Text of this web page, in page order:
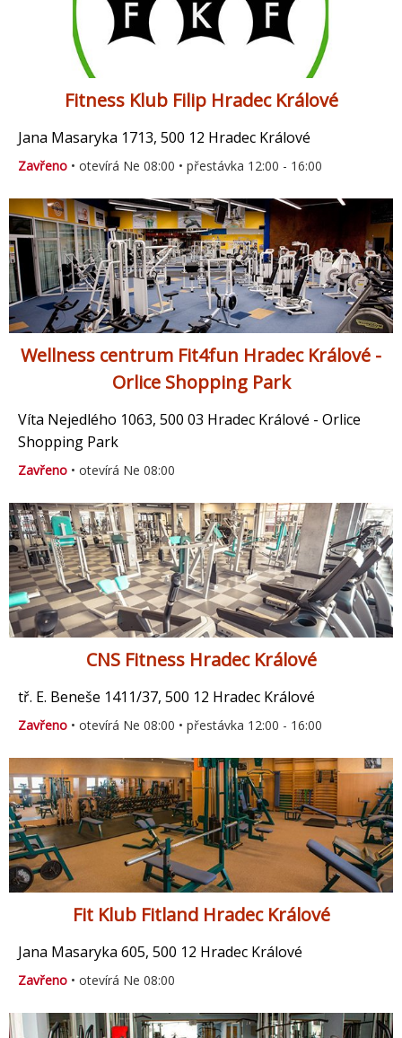
Fitness Klub Filip Hradec Králové
Jana Masaryka 1713, 500 12 Hradec Králové
Zavřeno • otevírá Ne 08:00 • přestávka 12:00 - 16:00
Wellness centrum Fit4fun Hradec Králové -
Orlice Shopping Park
Víta Nejedlého 1063, 500 03 Hradec Králové - Orlice
Shopping Park
Zavřeno • otevírá Ne 08:00
CNS Fitness Hradec Králové
tř. E. Beneše 1411/37, 500 12 Hradec Králové
Zavřeno • otevírá Ne 08:00 • přestávka 12:00 - 16:00
Fit Klub Fitland Hradec Králové
Jana Masaryka 605, 500 12 Hradec Králové
Zavřeno • otevírá Ne 08:00